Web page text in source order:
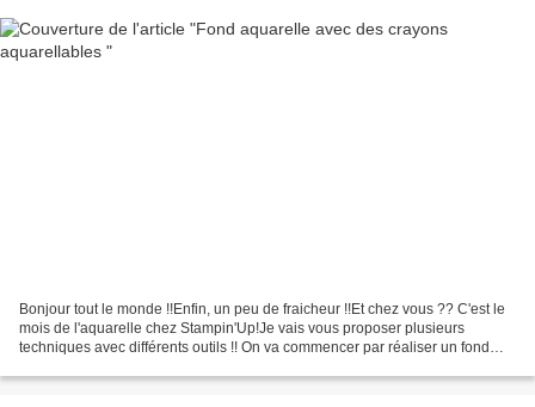
Bonjour tout le monde !!Enfin, un peu de fraicheur !!Et chez vous ?? C'est le
mois de l'aquarelle chez Stampin'Up!Je vais vous proposer plusieurs
techniques avec différents outils !! On va commencer par réaliser un fond